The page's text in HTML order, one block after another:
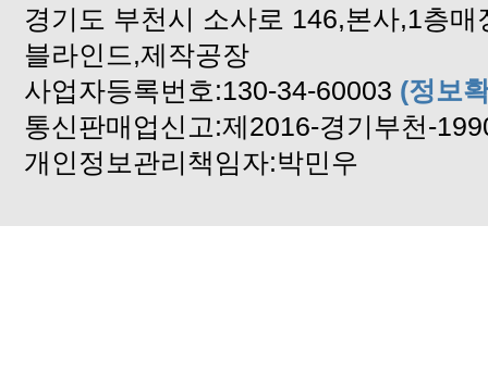
블라인드,제작공장
사업자등록번호:130-34-60003 (정보
통신판매업신고:제2016-경기부천-
개인정보관리책임자:박민우